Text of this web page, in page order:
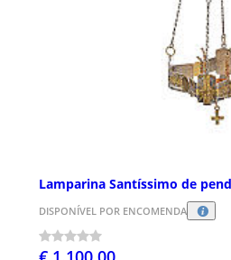
Lamparina Santíssimo de
DISPONÍVEL POR ENCOMENDA